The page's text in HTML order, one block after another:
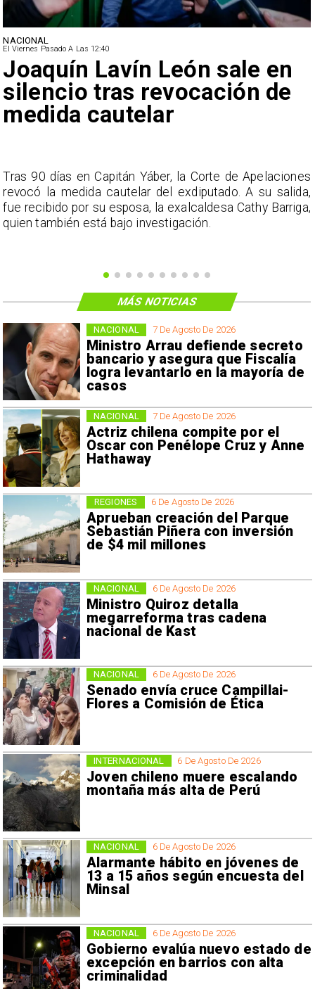
NACIONAL
El Viernes Pasado A Las 12:40
Joaquín Lavín León sale en
silencio tras revocación de
medida cautelar
Tras 90 días en Capitán Yáber, la Corte de Apelaciones
revocó la medida cautelar del exdiputado. A su salida,
fue recibido por su esposa, la exalcaldesa Cathy Barriga,
quien también está bajo investigación.
7 De Agosto De 2026
Ministro Arrau defiende secreto
bancario y asegura que Fiscalía
logra levantarlo en la mayoría de
casos
NACIONAL
7 De Agosto De 2026
Actriz chilena compite por el
Oscar con Penélope Cruz y Anne
Hathaway
NACIONAL
6 De Agosto De 2026
Aprueban creación del Parque
Sebastián Piñera con inversión
de $4 mil millones
REGIONES
6 De Agosto De 2026
Ministro Quiroz detalla
megarreforma tras cadena
nacional de Kast
NACIONAL
6 De Agosto De 2026
Senado envía cruce Campillai-
Flores a Comisión de Ética
NACIONAL
6 De Agosto De 2026
Joven chileno muere escalando
montaña más alta de Perú
INTERNACIONAL
6 De Agosto De 2026
Alarmante hábito en jóvenes de
13 a 15 años según encuesta del
Minsal
NACIONAL
6 De Agosto De 2026
Gobierno evalúa nuevo estado de
excepción en barrios con alta
criminalidad
NACIONAL
MÁS NOTICIAS